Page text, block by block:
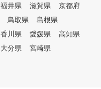
福井県 滋賀県
京都府
鳥取県
島根県
香川県 愛媛県
高知県
大分県
宮崎県